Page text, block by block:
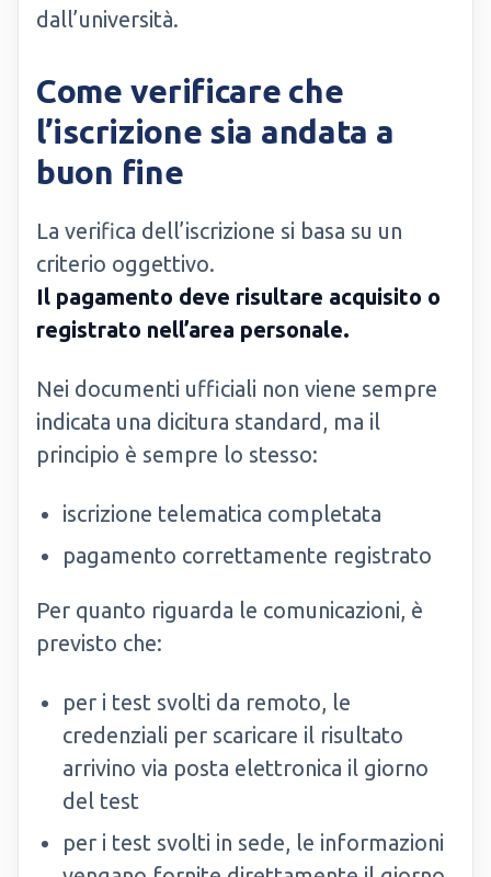
dall’università.
Come verificare che
l’iscrizione sia andata a
buon fine
La verifica dell’iscrizione si basa su un
criterio oggettivo.
Il pagamento deve risultare acquisito o
registrato nell’area personale.
Nei documenti ufficiali non viene sempre
indicata una dicitura standard, ma il
principio è sempre lo stesso:
iscrizione telematica completata
pagamento correttamente registrato
Per quanto riguarda le comunicazioni, è
previsto che:
per i test svolti da remoto, le
credenziali per scaricare il risultato
arrivino via posta elettronica il giorno
del test
per i test svolti in sede, le informazioni